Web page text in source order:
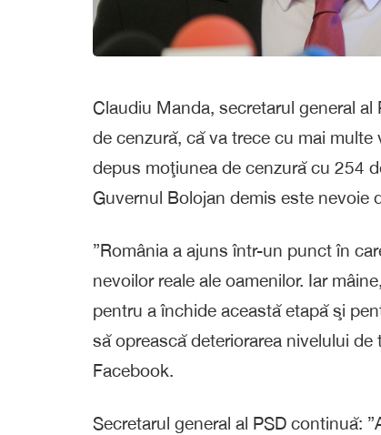
Claudiu Manda, secretarul general
de cenzură, că va trece cu mai
depus moţiunea de cenzură cu 254
Guvernul Bolojan demis este nevoie
”România a ajuns într-un punct în
nevoilor reale ale oamenilor. Iar
pentru a închide această etapă şi
să oprească deteriorarea nivelului
Facebook.
Secretarul general al PSD continuă: